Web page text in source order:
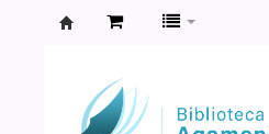
Agamenon
Magalhães